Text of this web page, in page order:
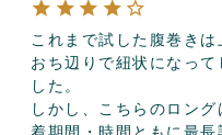
これまで試した腹巻き
おち辺りで紐状になっ
した。
しかし、こちらのロン